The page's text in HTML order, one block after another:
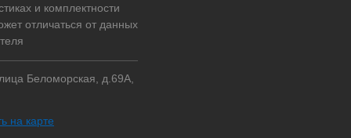
и комплектности
отличаться от данных
Беломорская, д.69А,
на карте